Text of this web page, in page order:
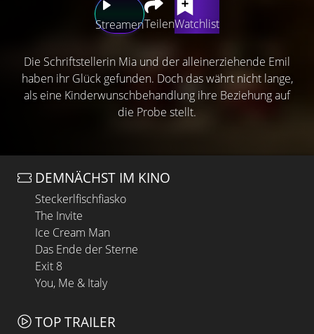
StreamenTeilenWatchlist
Die Schriftstellerin Mia und der alleinerziehende Emil
haben ihr Glück gefunden. Doch das währt nicht lange,
als eine Kinderwunschbehandlung ihre Beziehung auf
die Probe stellt.
DEMNÄCHST IM KINO
Steckerlfischfiasko
The Invite
Ice Cream Man
Das Ende der Sterne
Exit 8
You, Me & Italy
TOP TRAILER